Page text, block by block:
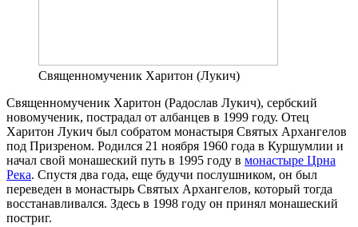
Священномученик Харитон (Лукич)
Священномученик Харитон (Радослав Лукич), сербский
новомученик, пострадал от албанцев в 1999 году. Отец
Харитон Лукич был собратом монастыря Святых Архангелов
под Призреном. Родился 21 ноября 1960 года в Куршумлии и
начал свой монашеский путь в 1995 году в монастыре Црна
Река. Спустя два года, еще будучи послушником, он был
переведен в монастырь Святых Архангелов, который тогда
восстанавливался. Здесь в 1998 году он принял монашеский
постриг.